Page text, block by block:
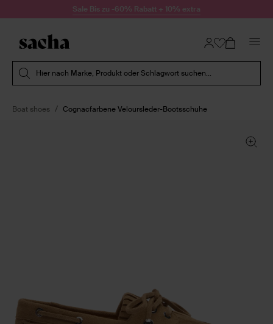
Zum Inhalt springenSale Bis zu -60% Rabatt + 10% extra
Hier nach Marke, Produkt oder Schlagwort suchen...
Boat shoes Cognacfarbene Veloursleder-Bootsschuhe